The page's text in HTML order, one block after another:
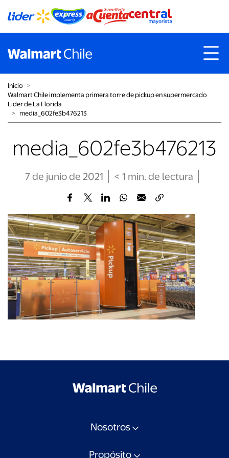
Inicio ˃
Walmart Chile implementa primera torre de pickup en supermercado
Lider de La Florida
˃ media_602fe3b476213
media_602fe3b476213
7 de junio de 2021 < 1 min. de lectura
Nosotros
Propósito